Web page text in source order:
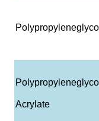
Acrylate